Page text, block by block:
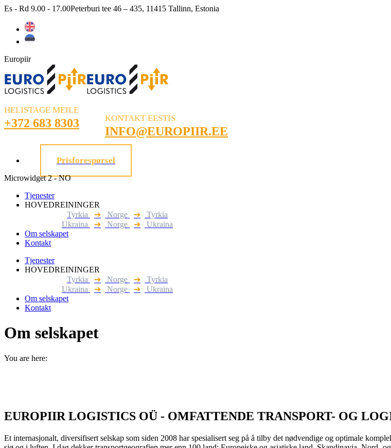
Skip
content
Es - Rd 9.00 - 17.00Peterburi tee 46 – 435, 11415 Tallinn, Estonia
Europiir
HELISTAGE MEILE
+372 683 8303 KONTAKT EESTIS
INFO@EUROPIIR.EE
Prisforespørsel
Microwidget 2 - NO
Tjenester
HOVEDREININGER
Tyrkia
➔ Norge ➔
Tyrkia
Ukraina
➔ Norge ➔
Ukraina
Om selskapet
Kontakt
Tjenester
HOVEDREININGER
Tyrkia
➔ Norge ➔
Tyrkia
Ukraina
➔ Norge ➔
Ukraina
Om selskapet
Kontakt
Om selskapet
You are here:
EUROPIIR LOGISTICS OÜ - OMFATTENDE TRANSPORT- OG
Et internasjonalt, diversifisert selskap som siden 2008 har spesialisert seg på å tilby det nødvendige og optimale